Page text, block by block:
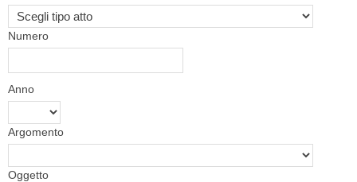
Numero
Anno
Argomento
Oggetto